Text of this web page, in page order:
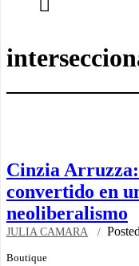
Cinzia
convertido en
neoliberalismo
JULIA CAMARA
Boutique